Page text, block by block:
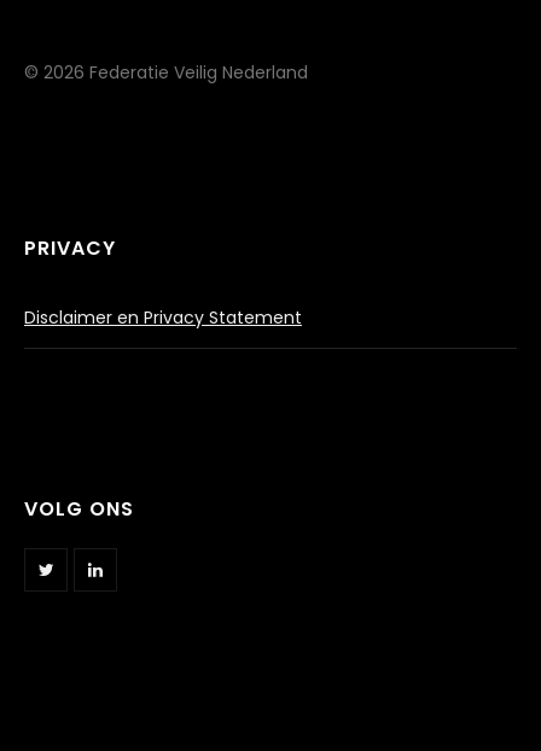
© 2026 Federatie Veilig Nederland
PRIVACY
Disclaimer en Privacy Statement
VOLG ONS